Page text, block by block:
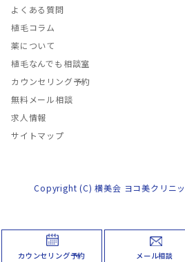
カウンセリング予約 メール相談
よくある質問
植毛コラム
薬について
植毛なんでも相談室
カウンセリング予約
無料メール相談
求人情報
サイトマップ
Copyright (C) 横美会 ヨコ美クリニ